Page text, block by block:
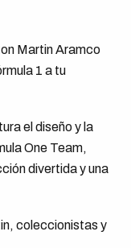
Martin Aramco
1 a tu
el diseño y la
One Team,
divertida y una
coleccionistas y